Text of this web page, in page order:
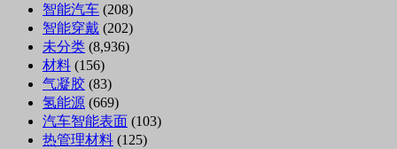
智能汽车 (208)
智能穿戴 (202)
未分类 (8,936)
材料 (156)
气凝胶 (83)
氢能源 (669)
汽车智能表面 (103)
热管理材料 (125)